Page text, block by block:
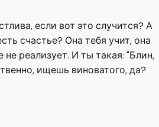
если вот это случится? А
счастье? Она тебя учит, она
реализует. И ты такая: "Блин,
ищешь виноватого, да?